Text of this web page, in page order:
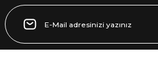
Gönder